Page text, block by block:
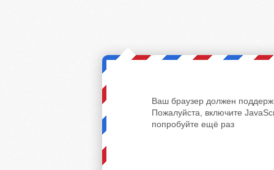
Ваш браузер должен
Пожалуйста, включите
попробуйте ещё раз